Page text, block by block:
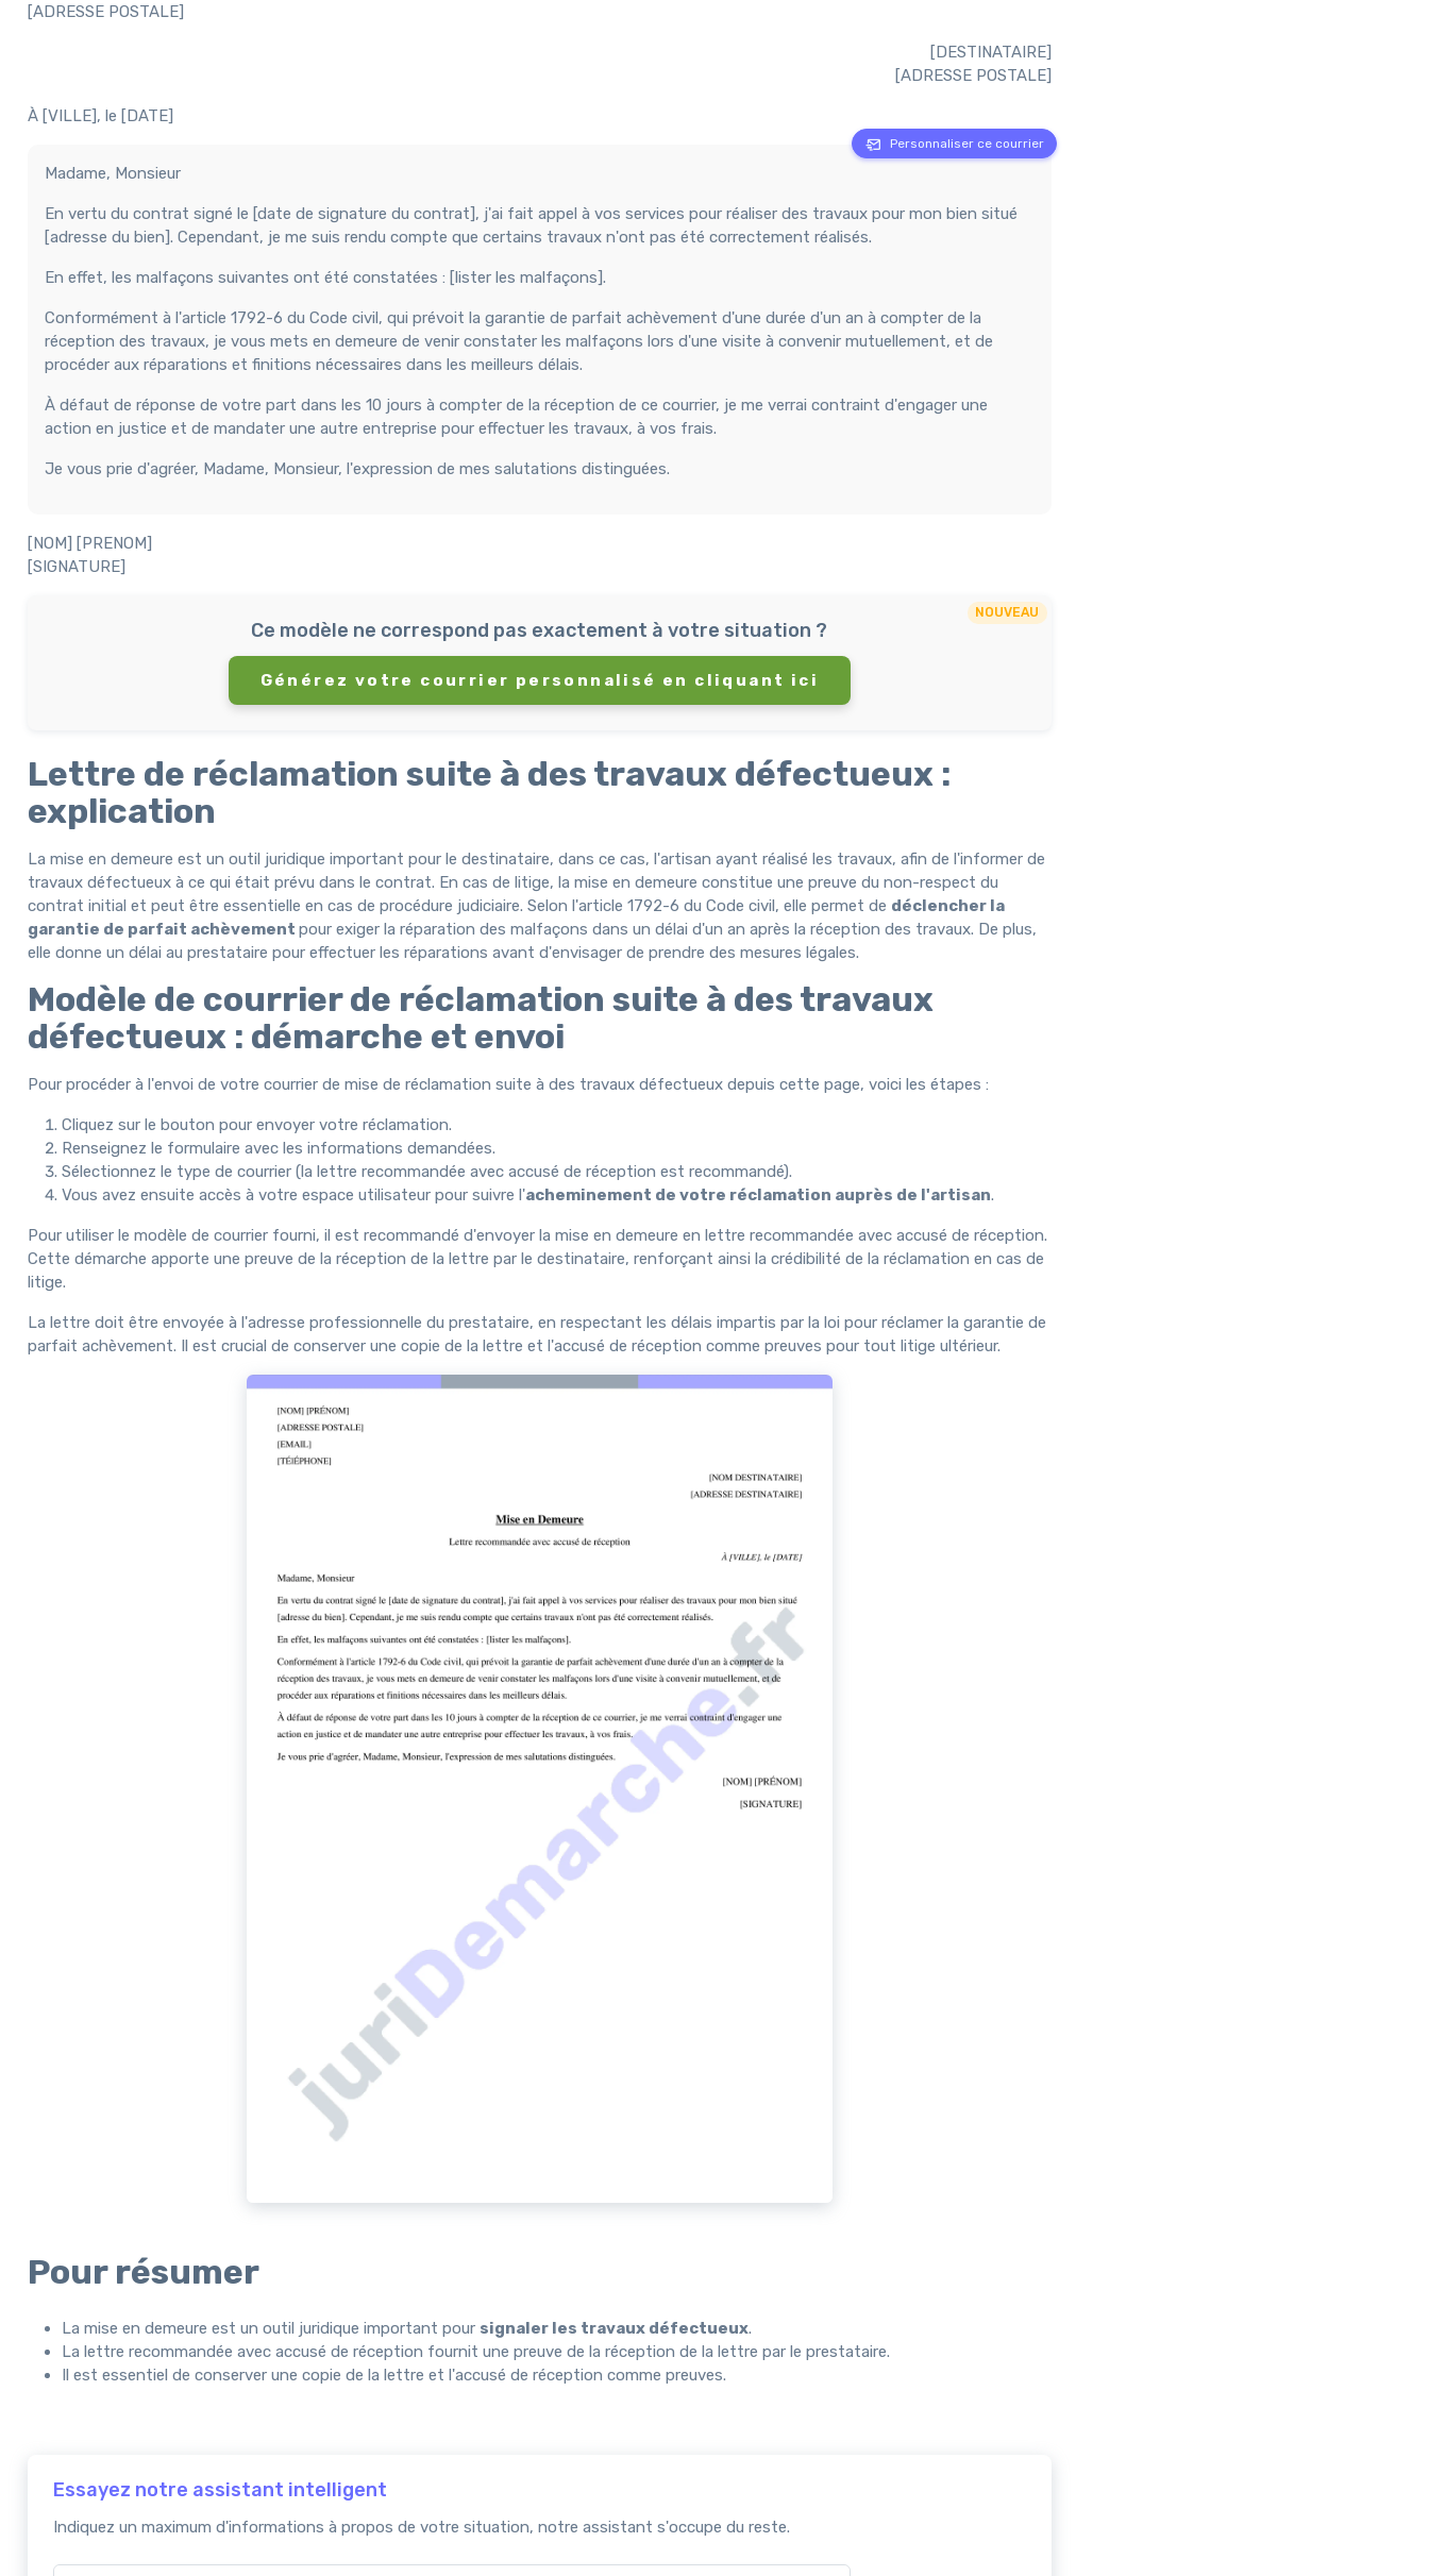
[ADRESSE POSTALE]
[DESTINATAIRE]
[ADRESSE POSTALE]
À [VILLE], le [DATE]
Personnaliser ce courrier
Madame, Monsieur
En vertu du contrat signé le [date de signature du contrat], j'ai fait appel à vos services pour réaliser des travaux pour mon bien situé
[adresse du bien]. Cependant, je me suis rendu compte que certains travaux n'ont pas été correctement réalisés.
En effet, les malfaçons suivantes ont été constatées : [lister les malfaçons].
Conformément à l'article 1792-6 du Code civil, qui prévoit la garantie de parfait achèvement d'une durée d'un an à compter de la
réception des travaux, je vous mets en demeure de venir constater les malfaçons lors d'une visite à convenir mutuellement, et de
procéder aux réparations et finitions nécessaires dans les meilleurs délais.
À défaut de réponse de votre part dans les 10 jours à compter de la réception de ce courrier, je me verrai contraint d'engager une
action en justice et de mandater une autre entreprise pour effectuer les travaux, à vos frais.
Je vous prie d'agréer, Madame, Monsieur, l'expression de mes salutations distinguées.
[NOM] [PRENOM]
[SIGNATURE]
NOUVEAU
Ce modèle ne correspond pas exactement à votre situation ?
Générez votre courrier personnalisé en cliquant ici
Lettre de réclamation suite à des travaux défectueux :
explication
La mise en demeure est un outil juridique important pour le destinataire, dans ce cas, l'artisan ayant réalisé les travaux, afin de l'informer de
travaux défectueux à ce qui était prévu dans le contrat. En cas de litige, la mise en demeure constitue une preuve du non-respect du
contrat initial et peut être essentielle en cas de procédure judiciaire. Selon l'article 1792-6 du Code civil, elle permet de déclencher la
garantie de parfait achèvement pour exiger la réparation des malfaçons dans un délai d'un an après la réception des travaux. De plus,
elle donne un délai au prestataire pour effectuer les réparations avant d'envisager de prendre des mesures légales.
Modèle de courrier de réclamation suite à des travaux
défectueux : démarche et envoi
Pour procéder à l'envoi de votre courrier de mise de réclamation suite à des travaux défectueux depuis cette page, voici les étapes :
Cliquez sur le bouton pour envoyer votre réclamation.
Renseignez le formulaire avec les informations demandées.
Sélectionnez le type de courrier (la lettre recommandée avec accusé de réception est recommandé).
Vous avez ensuite accès à votre espace utilisateur pour suivre l'acheminement de votre réclamation auprès de l'artisan.
Pour utiliser le modèle de courrier fourni, il est recommandé d'envoyer la mise en demeure en lettre recommandée avec accusé de réception.
Cette démarche apporte une preuve de la réception de la lettre par le destinataire, renforçant ainsi la crédibilité de la réclamation en cas de
litige.
La lettre doit être envoyée à l'adresse professionnelle du prestataire, en respectant les délais impartis par la loi pour réclamer la garantie de
parfait achèvement. Il est crucial de conserver une copie de la lettre et l'accusé de réception comme preuves pour tout litige ultérieur.
Pour résumer
La mise en demeure est un outil juridique important pour signaler les travaux défectueux.
La lettre recommandée avec accusé de réception fournit une preuve de la réception de la lettre par le prestataire.
Il est essentiel de conserver une copie de la lettre et l'accusé de réception comme preuves.
Essayez notre assistant intelligent
Indiquez un maximum d'informations à propos de votre situation, notre assistant s'occupe du reste.